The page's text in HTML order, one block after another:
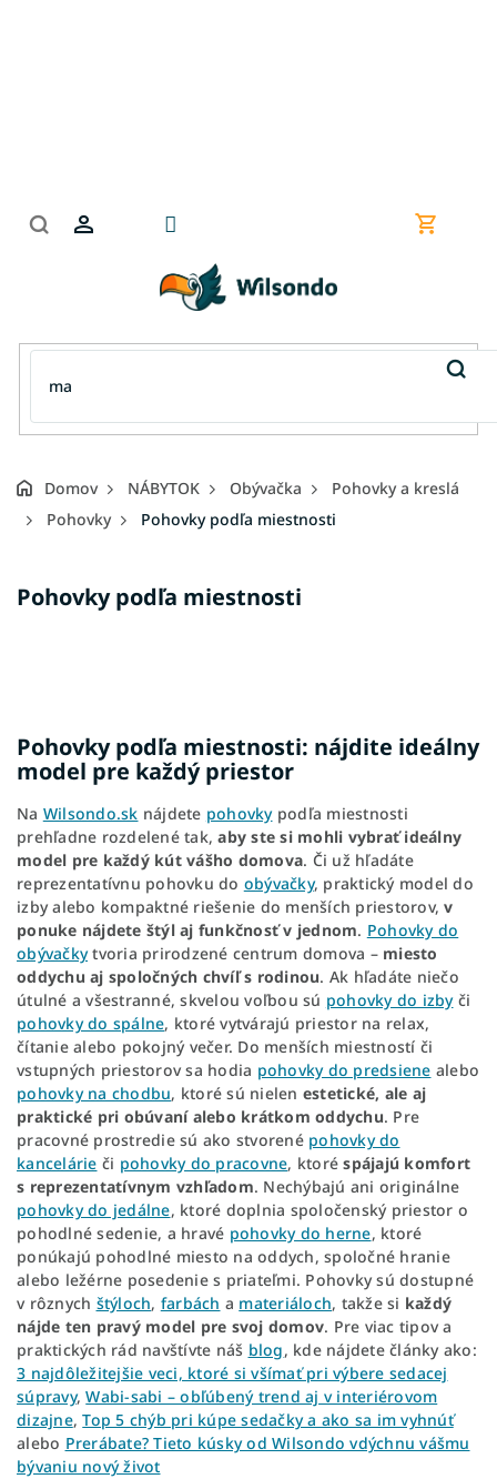
Domov NÁBYTOK Obývačka
Pohovky a kreslá
Pohovky
Pohovky podľa miestnosti
Pohovky podľa miestnosti
Pohovky podľa miestnosti: nájdite ideálny
model pre každý priestor
Na Wilsondo.sk nájdete pohovkypodľa miestnosti
prehľadne rozdelené tak,aby ste si mohli vybrať ideálny
model pre každý kút vášho domova. Či už hľadáte
reprezentatívnu pohovku do obývačky, praktický model do
izby alebo kompaktné riešenie do menších priestorov,v
ponuke nájdete štýl aj funkčnosť v jednom. Pohovky do
obývačkytvoria prirodzené centrum domova – miesto
oddychu aj spoločných chvíľ s rodinou. Ak hľadáte niečo
útulné a všestranné, skvelou voľbou sú pohovky do izbyči
pohovky do spálne, ktoré vytvárajú priestor na relax,
čítanie alebo pokojný večer. Do menších miestností či
vstupných priestorov sa hodia pohovky do predsiene alebo
pohovky na chodbu, ktoré sú nielen estetické, ale aj
praktické pri obúvaní alebo krátkom oddychu. Pre
pracovné prostredie sú ako stvorené pohovky do
kancelárie či pohovky do pracovne, ktoréspájajú komfort
s reprezentatívnym vzhľadom. Nechýbajú ani originálne
pohovky do jedálne, ktoré doplnia spoločenský priestor o
pohodlné sedenie, a hravé pohovky do herne, ktoré
ponúkajú pohodlné miesto na oddych, spoločné hranie
alebo ležérne posedenie s priateľmi. Pohovky sú dostupné
v rôznych štýloch, farbách a materiáloch, takže si každý
nájde ten pravý model pre svoj domov. Pre viac tipov a
praktických rád navštívte náš blog, kde nájdete články ako:
3 najdôležitejšie veci, ktoré si všímať pri výbere sedacej
súpravy,Wabi-sabi – obľúbený trend aj v interiérovom
dizajne,Top 5 chýb pri kúpe sedačky a ako sa im vyhnúť
alebo Prerábate? Tieto kúsky od Wilsondo vdýchnu vášmu
bývaniu nový život